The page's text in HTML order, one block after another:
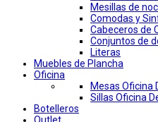
Mesillas de
Comodas y
Cabeceros de
Conjuntos de
Literas
Muebles de Plancha
Oficina
Mesas Oficina
Sillas Oficina
Botelleros